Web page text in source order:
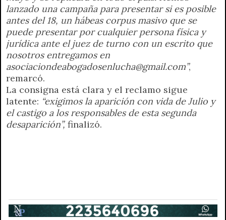
lanzado una campaña para presentar si es posible
antes del 18, un hábeas corpus masivo que se
puede presentar por cualquier persona física y
jurídica ante el juez de turno con un escrito que
nosotros entregamos en
asociaciondeabogadosenlucha@gmail.com”,
remarcó.
La consigna está clara y el reclamo sigue
latente: “exigimos la aparición con vida de Julio y
el castigo a los responsables de esta segunda
desaparición”, finalizó.